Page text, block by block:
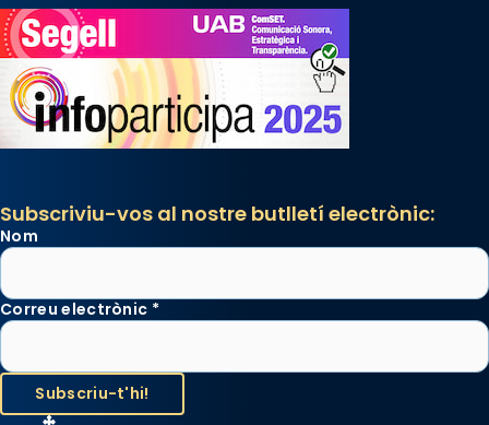
Subscriviu-vos al nostre butlletí electrònic:
Nom
Correu electrònic *